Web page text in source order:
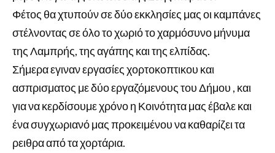
Φέτος θα χτυπούν σε δύο εκκλησίες μας οι καμπάνες
στέλνοντας σε όλο το χωριό το χαρμόσυνο μήνυμα
της Λαμπρής, της αγάπης και της ελπίδας.
Σήμερα εγιναν εργασίες χορτοκοπτικου και
ασπρισματος με δύο εργαζόμενους του Δήμου , και
για να κερδίσουμε χρόνο η Κοινότητα μας έβαλε και
ένα συγχωριανό μας προκειμένου να καθαρίζει τα
ρειθρα από τα χορτάρια.